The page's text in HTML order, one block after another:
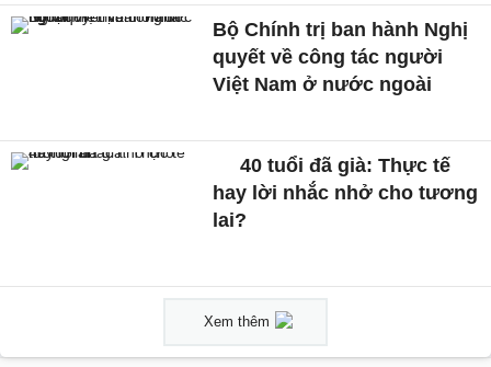
Bộ Chính trị ban hành Nghị
quyết về công tác người
Việt Nam ở nước ngoài
40 tuổi đã già: Thực tế
hay lời nhắc nhở cho tương
lai?
Xem thêm